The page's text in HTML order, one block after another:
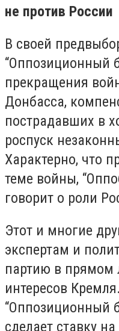
не против России
В своей
“Оппозиционный
прекращения
Донбасса,
пострадавших в
роспуск
Характерно, что
теме войны,
говорит о роли
Этот и многие
экспертам и
партию в прямом
интересов
“Оппозиционный
сделает ставку